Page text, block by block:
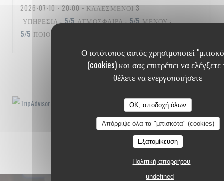
Ο ιστότοπος αυτός χρησιμοποιεί
(cookies) και σας επιτρέπει να ελέγξετε
θέλετε να ενεργοποιήσετε
OK, αποδοχή όλων
Απόρριψε όλα τα "μπισκότα" (cookies)
Εξατομίκευση
Πολιτική απορρήτου
undefined
2026-07-10- 20:00 - ΚΑΛΕΣΜΈΝΟΙ 3
ΥΠΗΡΕΣΊΑ: 5/5 ΑΤΜΌΣΦΑΙΡΑ: 5/5 ΜΕΝΟΎ:
5/5 ΠΟΙΌΤΗΤΑ / ΤΙΜΉ
1 2 3